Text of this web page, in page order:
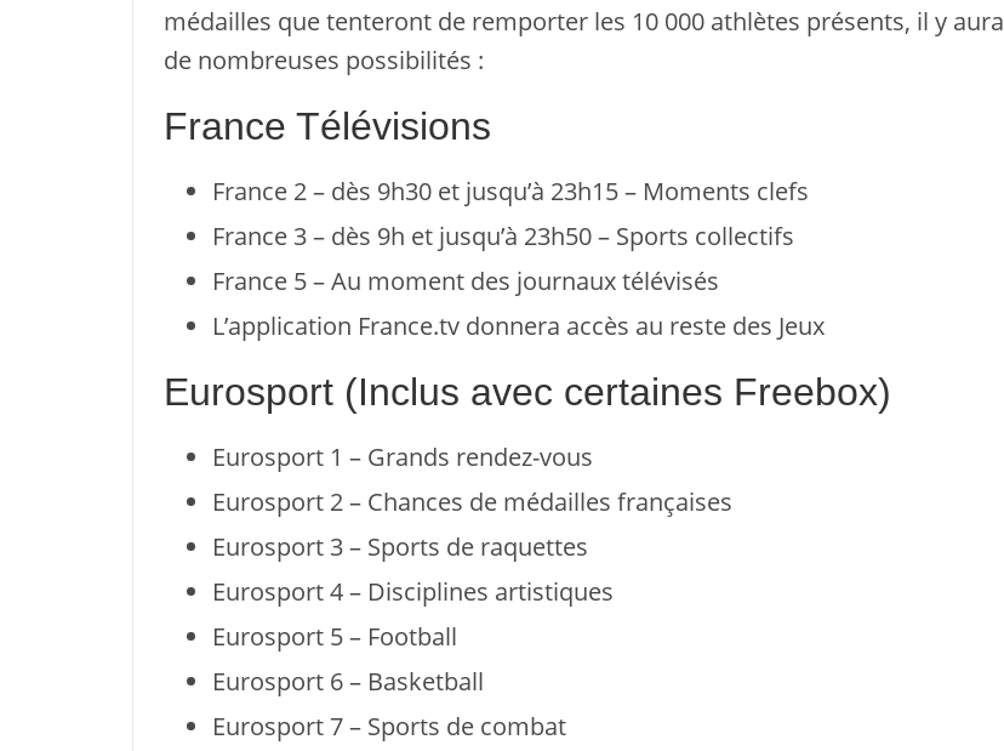
médailles que tenteront de remporter les 10 000 athlètes présents, il y aura
de nombreuses possibilités :
France Télévisions
France 2 – dès 9h30 et jusqu’à 23h15 – Moments clefs
France 3 – dès 9h et jusqu’à 23h50 – Sports collectifs
France 5 – Au moment des journaux télévisés
L’application France.tv donnera accès au reste des Jeux
Eurosport (Inclus avec certaines Freebox)
Eurosport 1 – Grands rendez-vous
Eurosport 2 – Chances de médailles françaises
Eurosport 3 – Sports de raquettes
Eurosport 4 – Disciplines artistiques
Eurosport 5 – Football
Eurosport 6 – Basketball
Eurosport 7 – Sports de combat